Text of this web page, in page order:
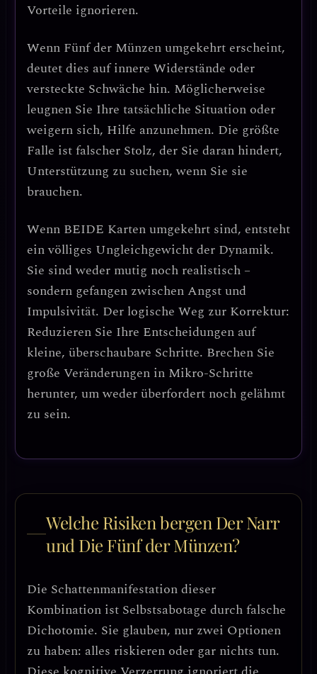
Vorteile ignorieren.
Wenn Fünf der Münzen umgekehrt erscheint,
deutet dies aufinnere Widerstände oder
versteckte Schwäche hin. Möglicherweise
leugnen Sie Ihre tatsächliche Situation oder
weigern sich, Hilfe anzunehmen. Die größte
Falle ist falscher Stolz, der Sie daran hindert,
Unterstützung zu suchen, wenn Sie sie
brauchen.
Wenn BEIDE Karten umgekehrt sind, entsteht
einvölliges Ungleichgewicht der Dynamik.
Sie sind weder mutig noch realistisch –
sondern gefangen zwischen Angst und
Impulsivität. Der logische Weg zur Korrektur:
Reduzieren Sie Ihre Entscheidungen auf
kleine, überschaubare Schritte. Brechen Sie
große Veränderungen in Mikro-Schritte
herunter, um weder überfordert noch gelähmt
zu sein.
Welche Risiken bergen Der Narr
und Die Fünf der Münzen?
Die Schattenmanifestation dieser
Kombination ist Selbstsabotage durch falsche
Dichotomie. Sie glauben, nur zwei Optionen
zu haben: alles riskieren oder gar nichts tun.